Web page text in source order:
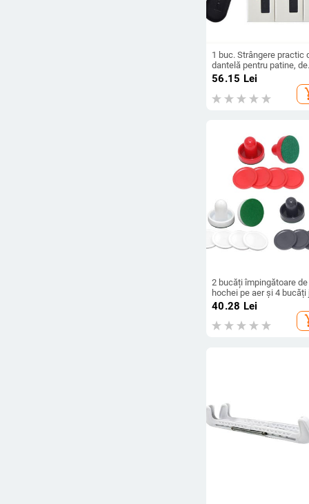
1 buc. Strângere practic
dantelă pentru patine, de
înaltă calitate, PP, mâner,
ținere, design ergonomic,
costum de hochei, patine
role, instrument de
56.15 Lei
2 bucăți împingătoare de
hochei pe aer și 4 bucăți
de familie pentru copii și
40.28 Lei